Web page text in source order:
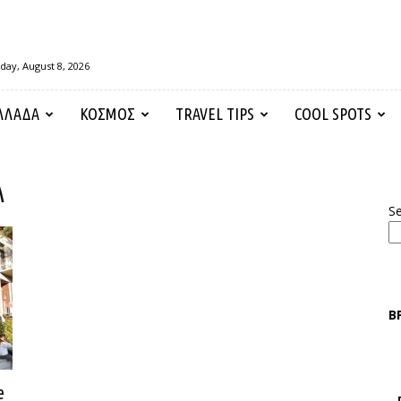
August 8, 2026
ΚΟΣΜΟΣ TRAVEL TIPS COOL SPOTS